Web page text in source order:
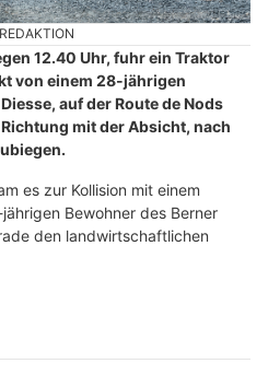
12.40 Uhr, fuhr ein Traktor
von einem 28-jährigen
auf der Route de Nods
mit der Absicht, nach
es zur Kollision mit einem
Bewohner des Berner
den landwirtschaftlichen